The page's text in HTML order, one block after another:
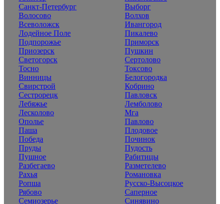
Санкт-Петербург
Выборг
Волосово
Волхов
Всеволожск
Ивангород
Лодейное Поле
Пикалево
Подпорожье
Приморск
Приозерск
Пушкин
Светогорск
Сертолово
Тосно
Токсово
Винницы
Белогородка
Свирстрой
Кобрино
Сестрорецк
Павловск
Лебяжье
Лемболово
Лесколово
Мга
Ополье
Павлово
Паша
Плодовое
Победа
Починок
Пруды
Пудость
Пушное
Рабитицы
Разбегаево
Разметелево
Рахья
Романовка
Ропша
Русско-Высоцкое
Рябово
Саперное
Семиозерье
Синявино